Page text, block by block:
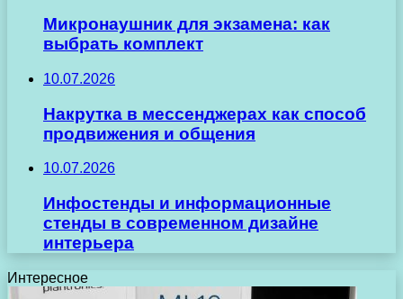
Микронаушник для экзамена: как
выбрать комплект
10.07.2026
Накрутка в мессенджерах как способ
продвижения и общения
10.07.2026
Инфостенды и информационные
стенды в современном дизайне
интерьера
Интересное